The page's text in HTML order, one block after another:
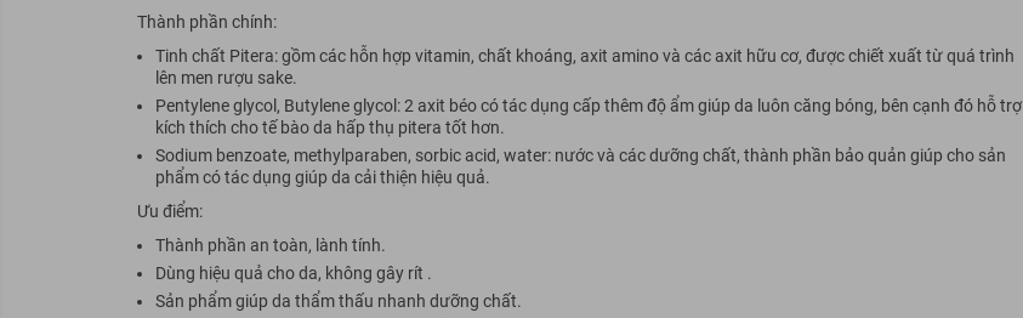
Thành phần chính:
Tinh chất Pitera: gồm các hỗn hợp vitamin, chất khoáng, axit amino và các axit hữu cơ, được chiết xuất từ quá trình
lên men rượu sake.
Pentylene glycol, Butylene glycol: 2 axit béo có tác dụng cấp thêm độ ẩm giúp da luôn căng bóng, bên cạnh đó hỗ trợ
kích thích cho tế bào da hấp thụ pitera tốt hơn.
Sodium benzoate, methylparaben, sorbic acid, water: nước và các dưỡng chất, thành phần bảo quản giúp cho sản
phẩm có tác dụng giúp da cải thiện hiệu quả.
Ưu điểm:
Thành phần an toàn, lành tính.
Dùng hiệu quả cho da, không gây rít .
Sản phẩm giúp da thẩm thấu nhanh dưỡng chất.